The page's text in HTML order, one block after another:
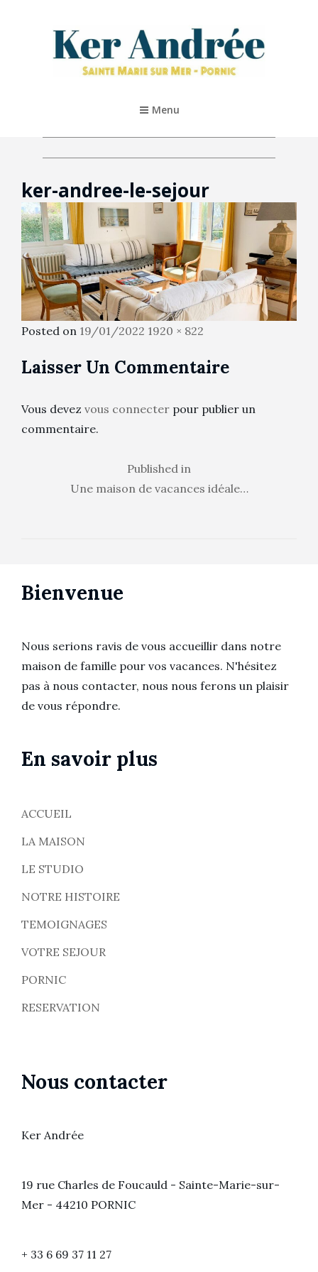
Menu
ker-andree-le-sejour
Posted on Posted
19/01/2022 Full
1920 × 822
Laisser Un Commentaire
Vous devez vous connecter pour publier un
commentaire.
Published in
Une maison de vacances idéale…
Bienvenue
Nous serions ravis de vous accueillir dans notre
maison de famille pour vos vacances. N'hésitez
pas à nous contacter, nous nous ferons un plaisir
de vous répondre.
En savoir plus
ACCUEIL
LA MAISON
LE STUDIO
NOTRE HISTOIRE
TEMOIGNAGES
VOTRE SEJOUR
PORNIC
RESERVATION
Nous contacter
Ker Andrée
19 rue Charles de Foucauld - Sainte-Marie-sur-
Mer - 44210 PORNIC
+ 33 6 69 37 11 27